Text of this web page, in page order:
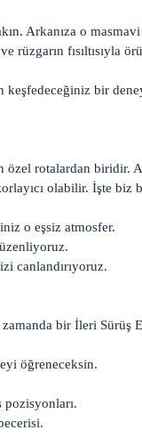
Arkanıza o
rüzgarın fısıltısıyla
keşfedeceğiniz bir
özel rotalardan biridir.
olabilir. İşte biz
o eşsiz atmosfer.
canlandırıyoruz.
bir İleri Sürüş
öğreneceksin.
pozisyonları.